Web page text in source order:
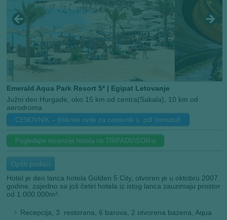
Emerald Aqua Park Resort 5* | Egipat Letovanje
Južni deo Hurgade, oko 15 km od centra(Sakala), 10 km od
aerodroma
CENOVNIK – (kliknite ovde za cenovnik u .pdf formatu)!
Pogledajte recenzije hotela na TRIPADVISOR-u
Opšti podaci
Hotel je deo lanca hotela Golden 5 City, otvoren je u oktobru 2007.
godine, zajedno sa još četiri hotela iz istog lanca zauzimaju prostor
od 1.000.000m².
Recepcija, 3 restorana, 6 barova, 2 otvorena bazena, Aqua